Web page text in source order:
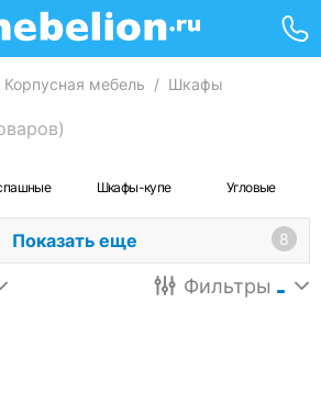
Корпусная мебель / Шкафы
Шкафы-купе Угловые
Показать еще 8
Фильтры